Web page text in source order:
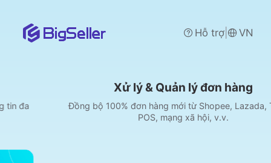
Hỗ trợ VN
Xử lý & Quản lý đơn hàng
Đồng bộ 100% đơn hàng mới từ Shopee, Lazada, TikTok,
POS, mạng xã hội, v.v.